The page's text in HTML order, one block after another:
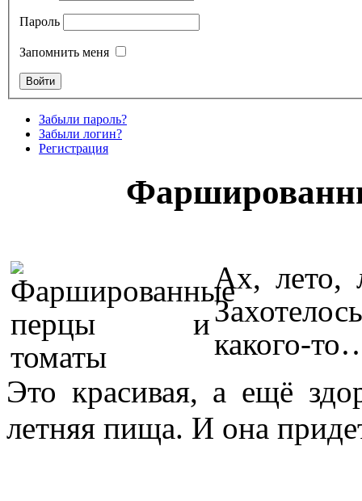
Пароль
Запомнить меня
Забыли пароль?
Забыли логин?
Регистрация
Ах, лето,
какого-
Это красивая, а ещё
летняя пища. И она